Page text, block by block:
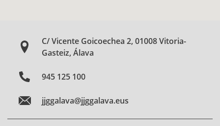
C/ Vicente Goicoechea 2, 01008 Vitoria-
Gasteiz, Álava
945 125 100
jjggalava@jjggalava.eus